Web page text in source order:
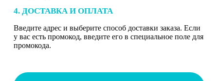
4. ДОСТАВКА И ОПЛАТА
Введите адрес и выберите способ доставки заказа. Если
у вас есть промокод, введите его в специальное поле для
промокода.